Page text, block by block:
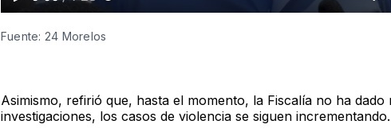
Fuente: 24 Morelos
Asimismo, refirió que, hasta el momento, la Fiscalía no ha dado
investigaciones, los casos de violencia se siguen incrementando.